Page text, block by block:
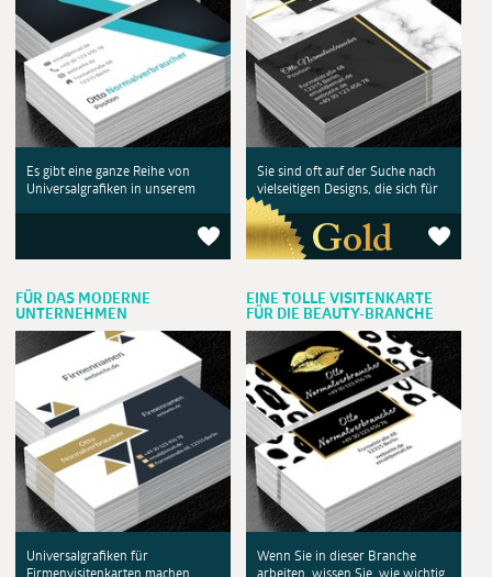
Es gibt eine ganze Reihe von
Universalgrafiken in unserem
Sie sind oft auf der Suche nach
vielseitigen Designs, die sich für
FÜR DAS MODERNE
UNTERNEHMEN
Universalgrafiken für
EINE TOLLE VISITENKARTE
FÜR DIE BEAUTY-BRANCHE
Wenn Sie in dieser Branche